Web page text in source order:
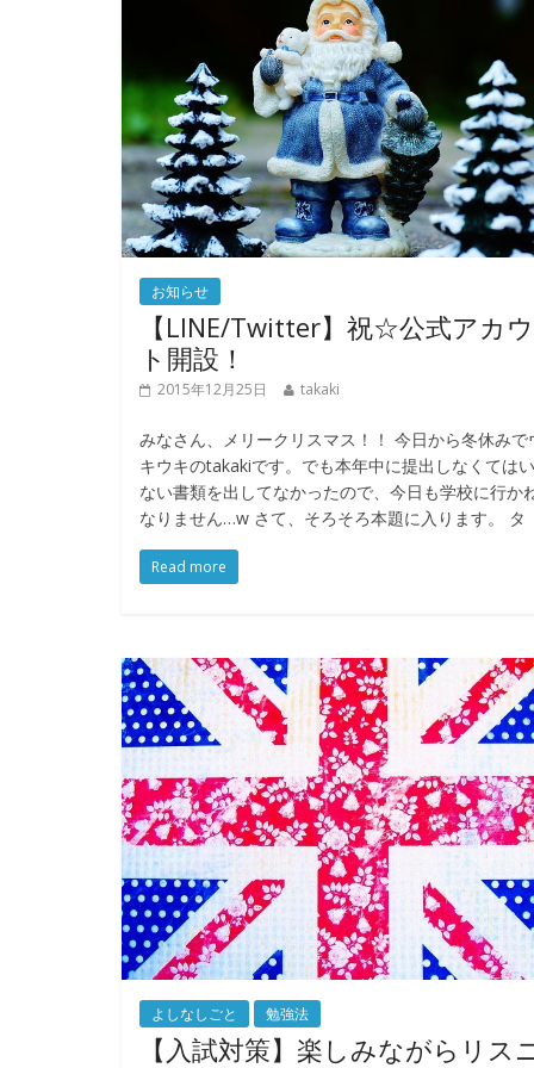
お知らせ
【LINE/Twitter】祝☆公式アカ
ト開設！
2015年12月25日 takaki
みなさん、メリークリスマス！！ 今日から冬休みで
キウキのtakakiです。でも本年中に提出しなくては
ない書類を出してなかったので、今日も学校に行か
なりません…w さて、そろそろ本題に入ります。 タ
Read more
よしなしごと 勉強法
【入試対策】楽しみながらリス